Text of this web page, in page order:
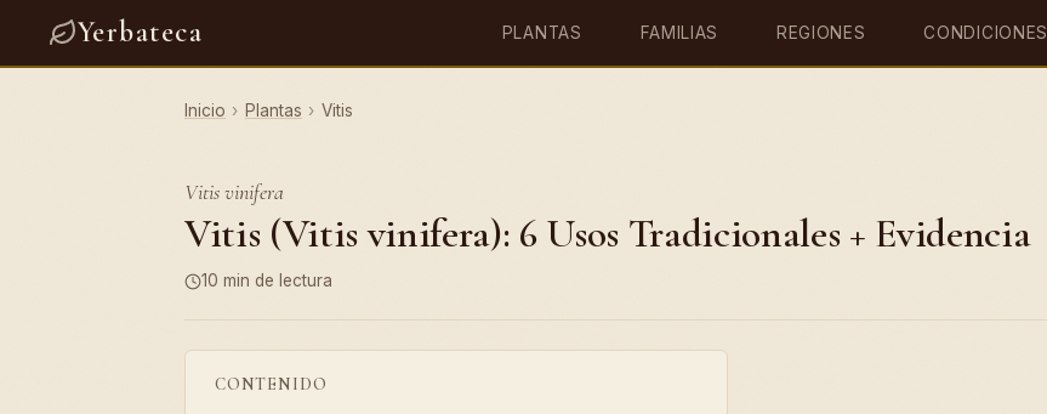
Yerbateca PLANTAS FAMILIAS REGIONES CONDICIONES
Inicio › Plantas › Vitis
Vitis vinifera
Vitis (Vitis vinifera): 6 Usos Tradicionales + Evidencia
10 min de lectura
CONTENIDO